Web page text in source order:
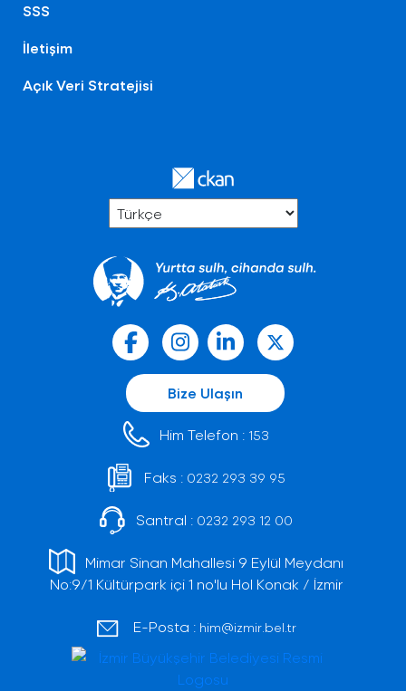
SSS
İletişim
Açık Veri Stratejisi
Bize Ulaşın
Him Telefon : 153
Faks : 0232 293 39 95
Santral : 0232 293 12 00
Mimar Sinan Mahallesi 9 Eylül Meydanı
No:9/1 Kültürpark içi 1 no'lu Hol Konak / İzmir
E-Posta : him@izmir.bel.tr